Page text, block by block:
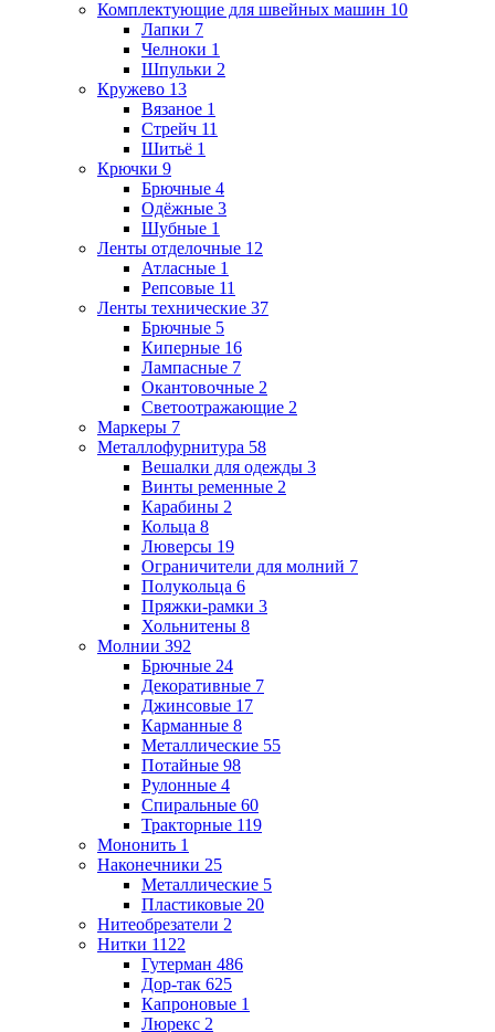
Комплектующие для швейных машин 10
Лапки 7
Челноки 1
Шпульки 2
Кружево 13
Вязаное 1
Стрейч 11
Шитьё 1
Крючки 9
Брючные 4
Одёжные 3
Шубные 1
Ленты отделочные 12
Атласные 1
Репсовые 11
Ленты технические 37
Брючные 5
Киперные 16
Лампасные 7
Окантовочные 2
Светоотражающие 2
Маркеры 7
Металлофурнитура 58
Вешалки для одежды 3
Винты ременные 2
Карабины 2
Кольца 8
Люверсы 19
Ограничители для молний 7
Полукольца 6
Пряжки-рамки 3
Хольнитены 8
Молнии 392
Брючные 24
Декоративные 7
Джинсовые 17
Карманные 8
Металлические 55
Потайные 98
Рулонные 4
Спиральные 60
Тракторные 119
Мононить 1
Наконечники 25
Металлические 5
Пластиковые 20
Нитеобрезатели 2
Нитки 1122
Гутерман 486
Дор-так 625
Капроновые 1
Люрекс 2